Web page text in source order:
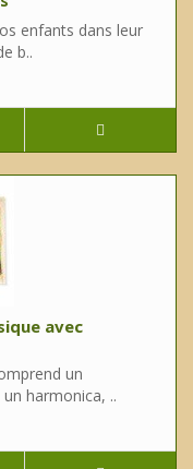
enfants dans leur
b..
avec
un
harmonica, ..